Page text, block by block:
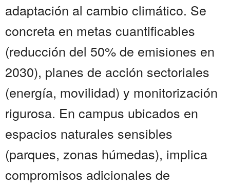
adaptación al cambio climático. Se
concreta en metas cuantificables
(reducción del 50% de emisiones en
2030), planes de acción sectoriales
(energía, movilidad) y monitorización
rigurosa. En campus ubicados en
espacios naturales sensibles
(parques, zonas húmedas), implica
compromisos adicionales de